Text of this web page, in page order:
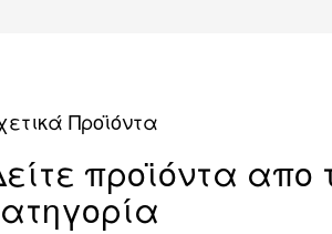
Προϊόντα
προϊόντα απο